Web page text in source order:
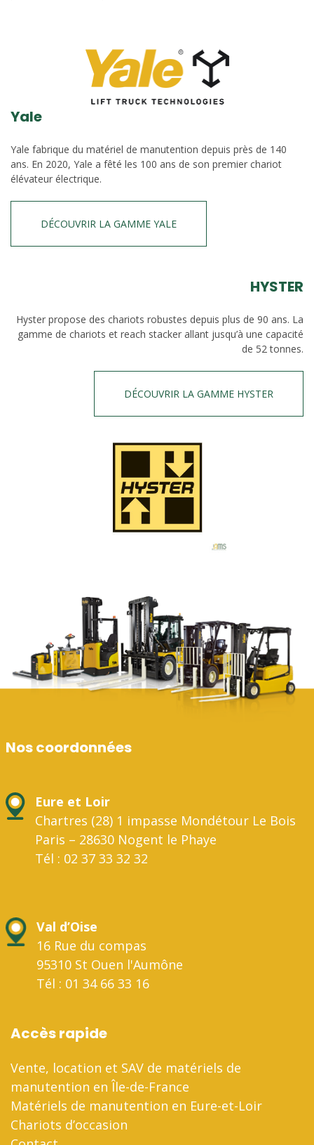
Yale
Yale fabrique du matériel de manutention depuis près de 140
ans. En 2020, Yale a fêté les 100 ans de son premier chariot
élévateur électrique.
DÉCOUVRIR LA GAMME YALE
HYSTER
Hyster propose des chariots robustes depuis plus de 90 ans. La
gamme de chariots et reach stacker allant jusqu’à une capacité
de 52 tonnes.
DÉCOUVRIR LA GAMME HYSTER
Nos coordonnées
Eure et Loir
Chartres (28) 1 impasse Mondétour Le Bois
Paris – 28630 Nogent le Phaye
Tél : 02 37 33 32 32
Val d’Oise
16 Rue du compas
95310 St Ouen l'Aumône
Tél : 01 34 66 33 16
Accès rapide
Vente, location et SAV de matériels de
manutention en Île-de-France
Matériels de manutention en Eure-et-Loir
Chariots d’occasion